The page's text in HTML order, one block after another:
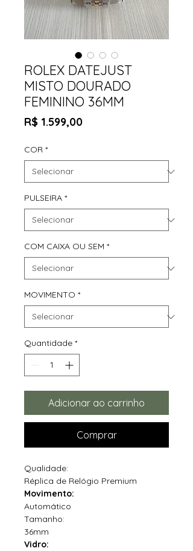
ROLEX DATEJUST
MISTO DOURADO
FEMININO 36MM
R$ 1.599,00Preço
COR *
PULSEIRA *
COM CAIXA OU SEM *
MOVIMENTO *
Quantidade *
Adicionar ao carrinho
Comprar
Qualidade:
Réplica de Relógio Premium
Movimento:
Automático
Tamanho:
36mm
Vidro: